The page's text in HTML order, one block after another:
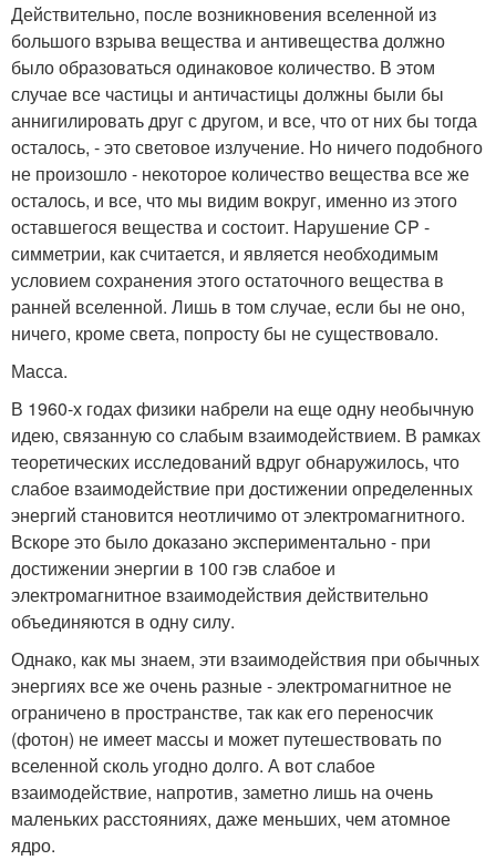
Действительно, после возникновения вселенной из
большого взрыва вещества и антивещества должно
было образоваться одинаковое количество. В этом
случае все частицы и античастицы должны были бы
аннигилировать друг с другом, и все, что от них бы тогда
осталось, - это световое излучение. Но ничего подобного
не произошло - некоторое количество вещества все же
осталось, и все, что мы видим вокруг, именно из этого
оставшегося вещества и состоит. Нарушение CP -
симметрии, как считается, и является необходимым
условием сохранения этого остаточного вещества в
ранней вселенной. Лишь в том случае, если бы не оно,
ничего, кроме света, попросту бы не существовало.
Масса.
В 1960-х годах физики набрели на еще одну необычную
идею, связанную со слабым взаимодействием. В рамках
теоретических исследований вдруг обнаружилось, что
слабое взаимодействие при достижении определенных
энергий становится неотличимо от электромагнитного.
Вскоре это было доказано экспериментально - при
достижении энергии в 100 гэв слабое и
электромагнитное взаимодействия действительно
объединяются в одну силу.
Однако, как мы знаем, эти взаимодействия при обычных
энергиях все же очень разные - электромагнитное не
ограничено в пространстве, так как его переносчик
(фотон) не имеет массы и может путешествовать по
вселенной сколь угодно долго. А вот слабое
взаимодействие, напротив, заметно лишь на очень
маленьких расстояниях, даже меньших, чем атомное
ядро.